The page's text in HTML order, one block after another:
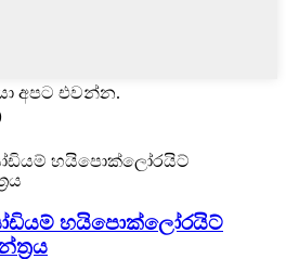
අපට එවන්න.
හයිපොක්ලෝරයිට්